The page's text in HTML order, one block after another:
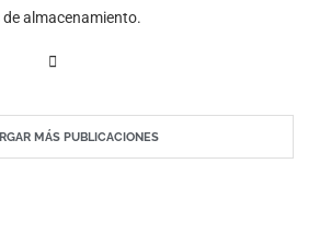
almacenamiento.
MÁS PUBLICACIONES